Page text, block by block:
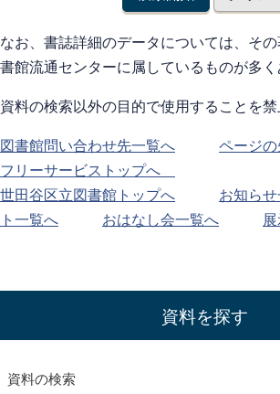
なお、書誌詳細のデータについては、そ
書館流通センターに属しているものが多く
資料の検索以外の目的で使用することを禁
図書館問い合わせ先一覧へ ページ
フリーサービストップへ
世田谷区立図書館トップへ
お知ら
ト一覧へ
おはなし会一覧へ
資料を探す
資料の検索